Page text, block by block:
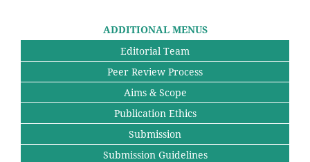
ADDITIONAL MENUS
Editorial Team
Peer Review Process
Aims & Scope
Publication Ethics
Submission
Submission Guidelines